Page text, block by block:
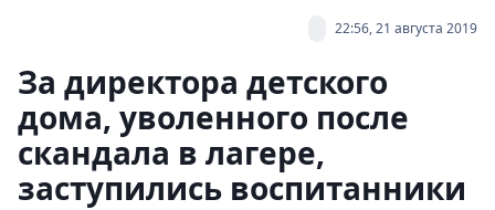
22:56, 21 августа 2019
За директора детского
дома, уволенного после
скандала в лагере,
заступились воспитанники